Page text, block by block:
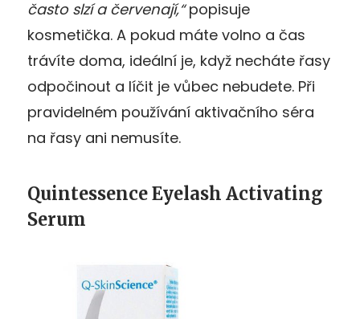
často slzí a červenají,“popisuje
kosmetička. A pokud máte volno a čas
trávíte doma, ideální je, když necháte řasy
odpočinout a líčit je vůbec nebudete. Při
pravidelném používání aktivačního séra
na řasy ani nemusíte.
Quintessence Eyelash Activating
Serum